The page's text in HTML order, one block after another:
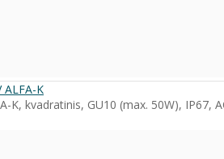
ALFA-K
K, kvadratinis, GU10 (max. 50W), IP67,